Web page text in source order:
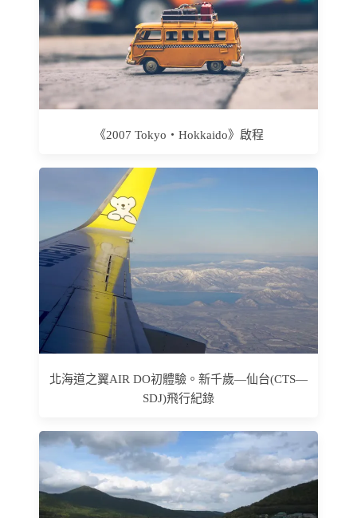
《2007 Tokyo‧Hokkaido》啟程
北海道之翼AIR DO初體驗。新千歲—仙台(CTS—
SDJ)飛行紀錄